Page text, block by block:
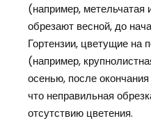
(например, метельчатая
обрезают весной, до
Гортензии, цветущие на
(например,
осенью, после
что неправильная
отсутствию цветения.